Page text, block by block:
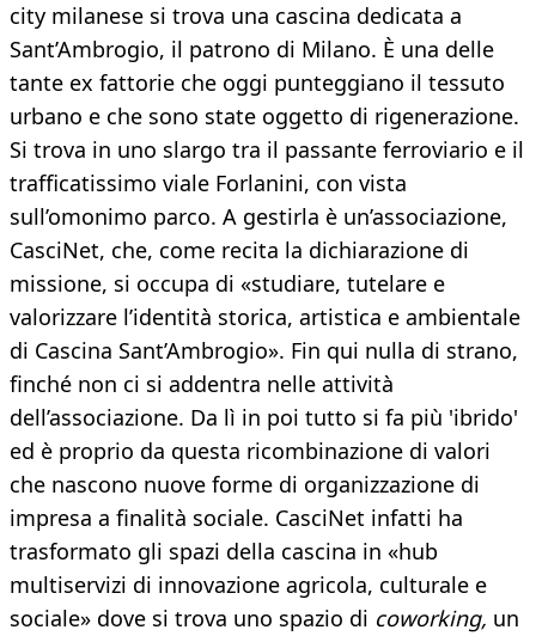
city milanese si trova una cascina dedicata a
Sant’Ambrogio, il patrono di Milano. È una delle
tante ex fattorie che oggi punteggiano il tessuto
urbano e che sono state oggetto di rigenerazione.
Si trova in uno slargo tra il passante ferroviario e il
trafficatissimo viale Forlanini, con vista
sull’omonimo parco. A gestirla è un’associazione,
CasciNet, che, come recita la dichiarazione di
missione, si occupa di «studiare, tutelare e
valorizzare l’identità storica, artistica e ambientale
di Cascina Sant’Ambrogio». Fin qui nulla di strano,
finché non ci si addentra nelle attività
dell’associazione. Da lì in poi tutto si fa più 'ibrido'
ed è proprio da questa ricombinazione di valori
che nascono nuove forme di organizzazione di
impresa a finalità sociale. CasciNet infatti ha
trasformato gli spazi della cascina in «hub
multiservizi di innovazione agricola, culturale e
sociale» dove si trova uno spazio di coworking, un